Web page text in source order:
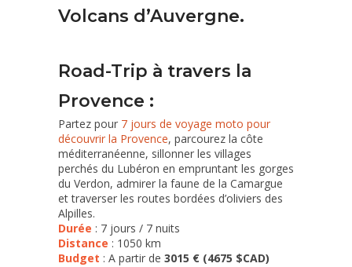
Volcans d’Auvergne.
Road-Trip à travers la
Provence :
Partez pour 7 jours de voyage moto pour
découvrir la Provence, parcourez la côte
méditerranéenne, sillonner les villages
perchés du Lubéron en empruntant les gorges
du Verdon, admirer la faune de la Camargue
et traverser les routes bordées d’oliviers des
Alpilles.
Durée : 7 jours / 7 nuits
Distance : 1050 km
Budget : A partir de 3015 € (4675 $CAD)